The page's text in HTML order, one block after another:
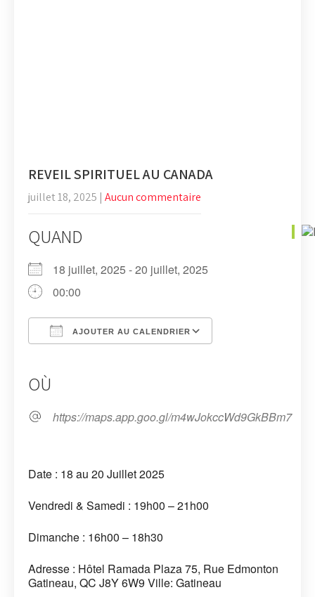
REVEIL SPIRITUEL AU CANADA
juillet 18, 2025 | Aucun commentaire
QUAND
18 juillet, 2025 - 20 juillet, 2025
00:00
AJOUTER AU CALENDRIER
OÙ
https://maps.app.goo.gl/m4wJokccWd9GkBBm7
Date : 18 au 20 Juillet 2025
Vendredi & Samedi : 19h00 – 21h00
Dimanche : 16h00 – 18h30
Adresse : Hôtel Ramada Plaza 75, Rue Edmonton
Gatineau, QC J8Y 6W9 Ville: Gatineau